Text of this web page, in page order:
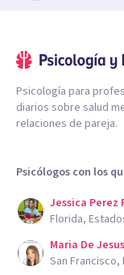
Psicología para
diarios sobre salud
relaciones de pareja.
Psicólogos con los
Jessica Perez
Florida,
Maria De
San